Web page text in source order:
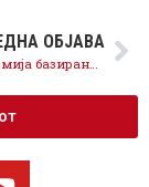
ОБЈАВА
Градиме економија базирана на иновации – Северна Македонија стартап и технолошки хаб во регионот